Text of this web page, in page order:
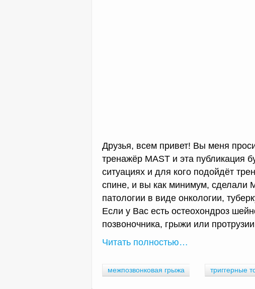
Друзья, всем привет! Вы меня
тренажёр MAST и эта публикация
ситуациях и для кого подойдёт
спине, и вы как минимум, сделали
патологии в виде онкологии,
Если у Вас есть остеохондроз
позвоночника, грыжи или
Читать полностью…
межпозвонковая грыжа триггерные